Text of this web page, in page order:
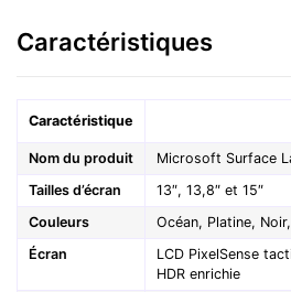
Caractéristiques
Caractéristique
Nom du produit
Microsoft Surface
Tailles d’écran
13″, 13,8″ et 15″
Couleurs
Océan, Platine,
Écran
LCD PixelSense
HDR enrichie